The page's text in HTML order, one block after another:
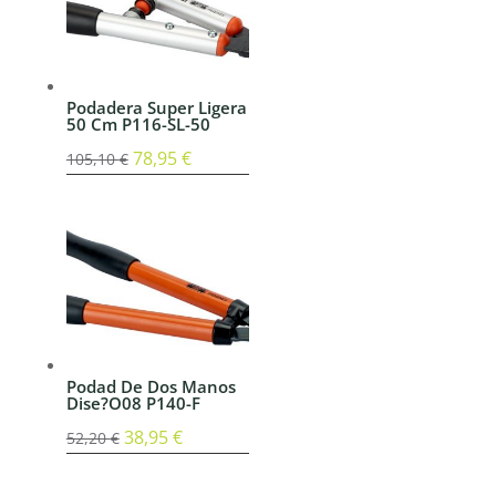
Podadera Super Ligera
50 Cm P116-SL-50
105,10€ El
105,10 €.
78,95€El
Podad De Dos Manos
Dise?O08 P140-F
52,20€ El
38,95€El